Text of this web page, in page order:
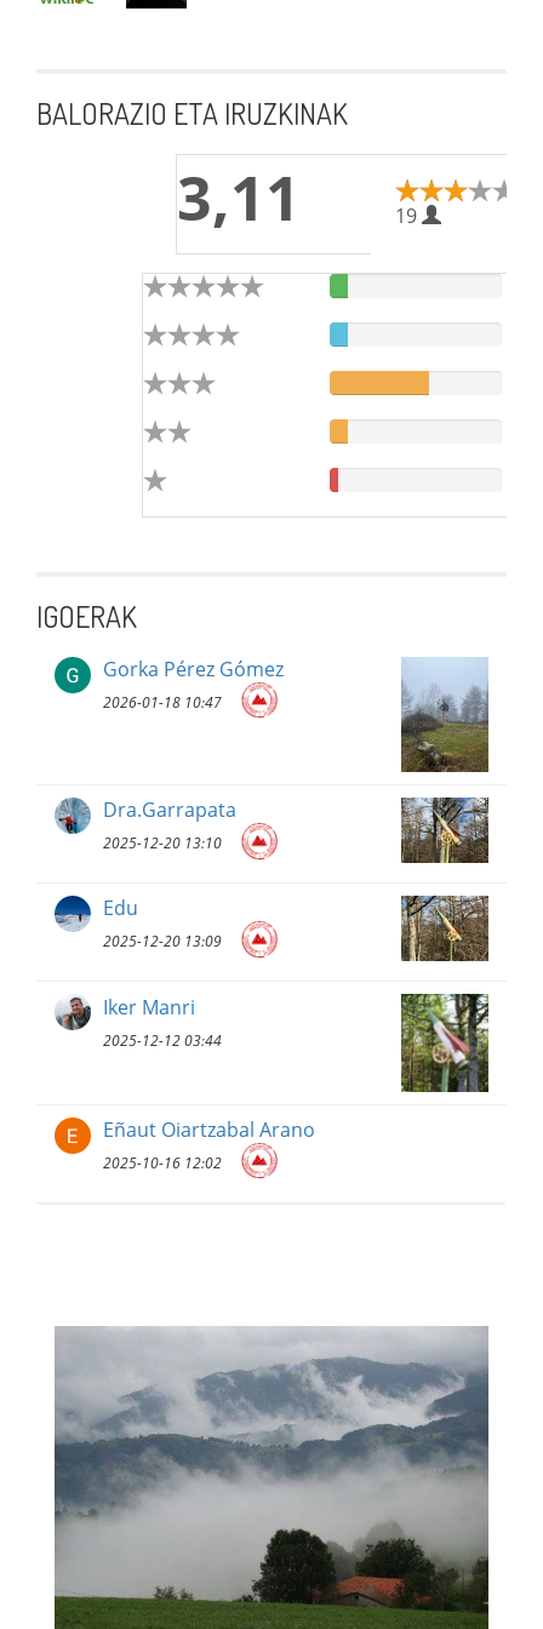
BALORAZIO ETA IRUZKINAK
3,11 19
IGOERAK
Gorka Pérez Gómez
2026-01-18 10:47
Dra.Garrapata
2025-12-20 13:10
Edu
2025-12-20 13:09
Iker Manri
2025-12-12 03:44
Eñaut Oiartzabal Arano
2025-10-16 12:02